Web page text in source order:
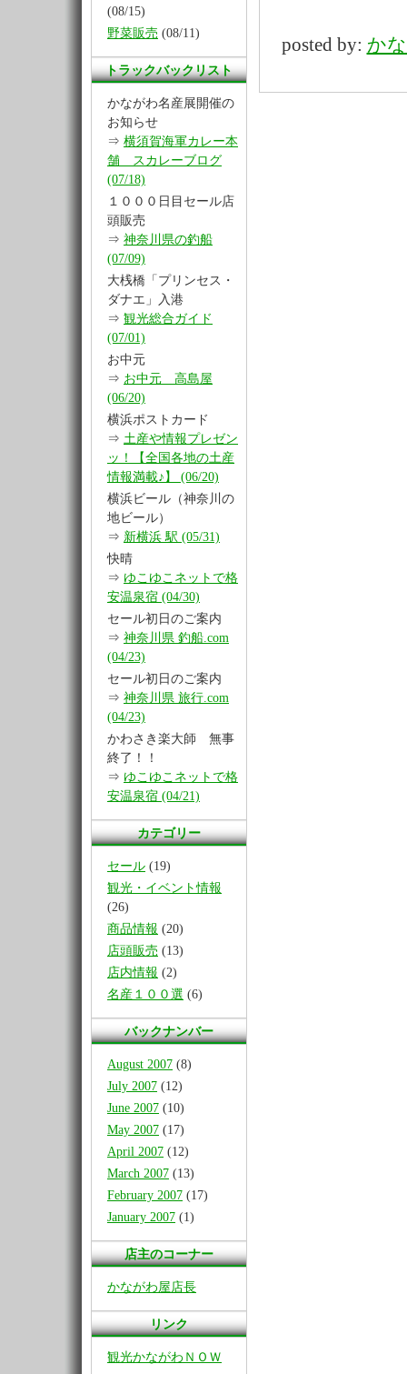
(08/15)
野菜販売 (08/11)
トラックバックリスト
かながわ名産展開催の
お知らせ
⇒ 横須賀海軍カレー本
舗 スカレーブログ
(07/18)
１０００日目セール店
頭販売
⇒ 神奈川県の釣船
(07/09)
大桟橋「プリンセス・
ダナエ」入港
⇒ 観光総合ガイド
(07/01)
お中元
⇒ お中元 高島屋
(06/20)
横浜ポストカード
⇒ 土産や情報プレゼン
ッ！【全国各地の土産
情報満載♪】 (06/20)
横浜ビール（神奈川の
地ビール）
⇒ 新横浜 駅 (05/31)
快晴
⇒ ゆこゆこネットで格
安温泉宿 (04/30)
セール初日のご案内
⇒ 神奈川県 釣船.com
(04/23)
セール初日のご案内
⇒ 神奈川県 旅行.com
(04/23)
かわさき楽大師 無事
終了！！
⇒ ゆこゆこネットで格
安温泉宿 (04/21)
カテゴリー
セール (19)
観光・イベント情報
(26)
商品情報 (20)
店頭販売 (13)
店内情報 (2)
名産１００選 (6)
バックナンバー
August 2007 (8)
July 2007 (12)
June 2007 (10)
May 2007 (17)
April 2007 (12)
March 2007 (13)
February 2007 (17)
January 2007 (1)
店主のコーナー
かながわ屋店長
リンク
観光かながわＮＯＷ
posted by: か